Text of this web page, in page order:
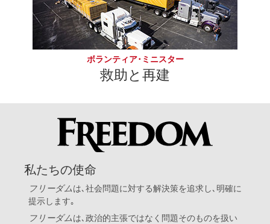
ボランティア･ミニスター
救助と再建
私たちの使命
フリーダムは､社会問題に対する解決策を追求し､明確に
提示します｡
フリーダムは､政治的主張ではなく問題そのものを扱い